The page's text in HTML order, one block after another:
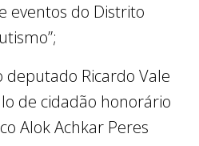
eventos do Distrito
Ricardo Vale
de cidadão honorário
Alok Achkar Peres